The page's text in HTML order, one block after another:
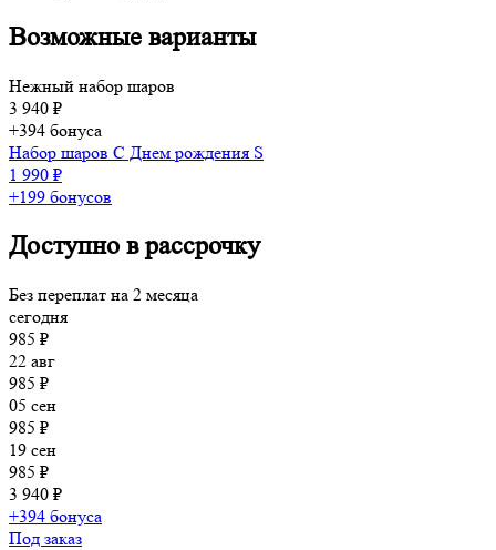
Возможные варианты
Нежный набор шаров
3 940 ₽
+394 бонуса
Набор шаров С Днем рождения S
1 990 ₽
+199 бонусов
Доступно в рассрочку
Без переплат на 2 месяца
сегодня
985 ₽
22 авг
985 ₽
05 сен
985 ₽
19 сен
985 ₽
3 940 ₽
+394 бонуса
Под заказ